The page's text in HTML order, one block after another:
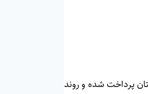
گندمکاران استان پرداخت شده و روند